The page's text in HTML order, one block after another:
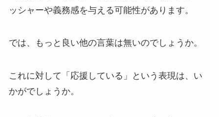
ッシャーや義務感を与える可能性があります。
では、もっと良い他の言葉は無いのでしょうか。
これに対して「応援している」という表現は、い
かがでしょうか。